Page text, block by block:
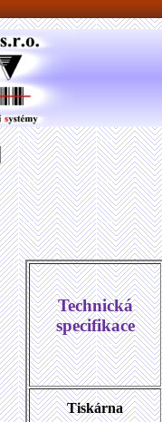
Technická
specifikace
Tiskárna